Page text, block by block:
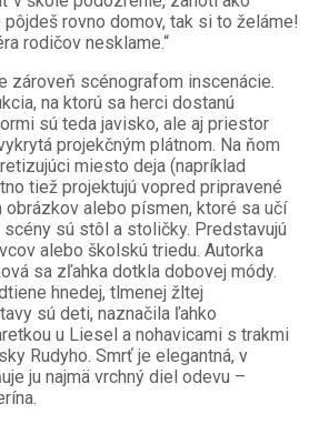
pôjdeš rovno domov, tak si to želáme!
rodičov nesklame.“
zároveň scénografom inscenácie.
na ktorú sa herci dostanú
sú teda javisko, ale aj priestor
projekčným plátnom. Na ňom
miesto deja (napríklad
tiež projektujú vopred pripravené
alebo písmen, ktoré sa učí
sú stôl a stoličky. Predstavujú
alebo školskú triedu. Autorka
sa zľahka dotkla dobovej módy.
hnedej, tlmenej žltej
sú deti, naznačila ľahko
u Liesel a nohavicami s trakmi
Rudyho. Smrť je elegantná, v
ju najmä vrchný diel odevu –